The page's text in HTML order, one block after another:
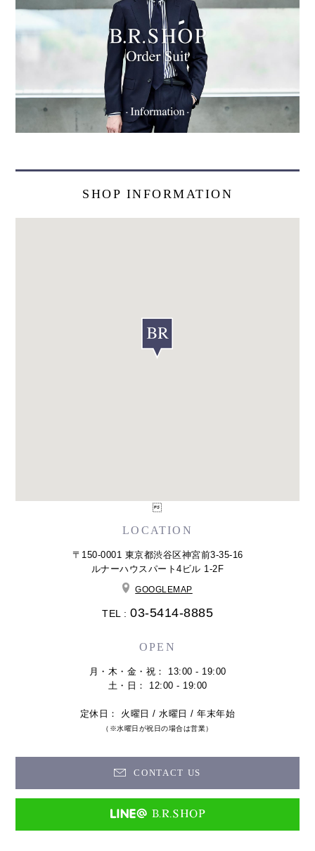
SHOP INFORMATION
LOCATION
〒150-0001 東京都渋谷区神宮前3-35-16
ルナーハウスパート4ビル 1-2F
GOOGLEMAP
TEL : 03-5414-8885
OPEN
月・木・金・祝： 13:00 - 19:00
土・日： 12:00 - 19:00
定休日： 火曜日 / 水曜日 / 年末年始
（※水曜日が祝日の場合は営業）
CONTACT US